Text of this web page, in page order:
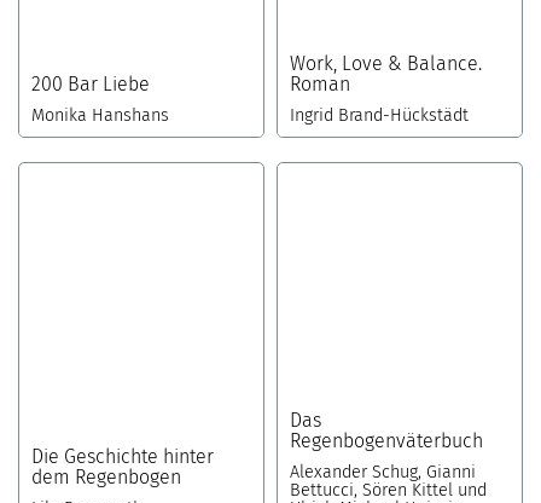
200 Bar Liebe
Monika Hanshans
Work, Love & Balance.
Roman
Ingrid Brand-Hückstädt
Die Geschichte hinter
dem Regenbogen
Das
Regenbogenväterbuch
Alexander Schug, Gianni
Bettucci, Sören Kittel und